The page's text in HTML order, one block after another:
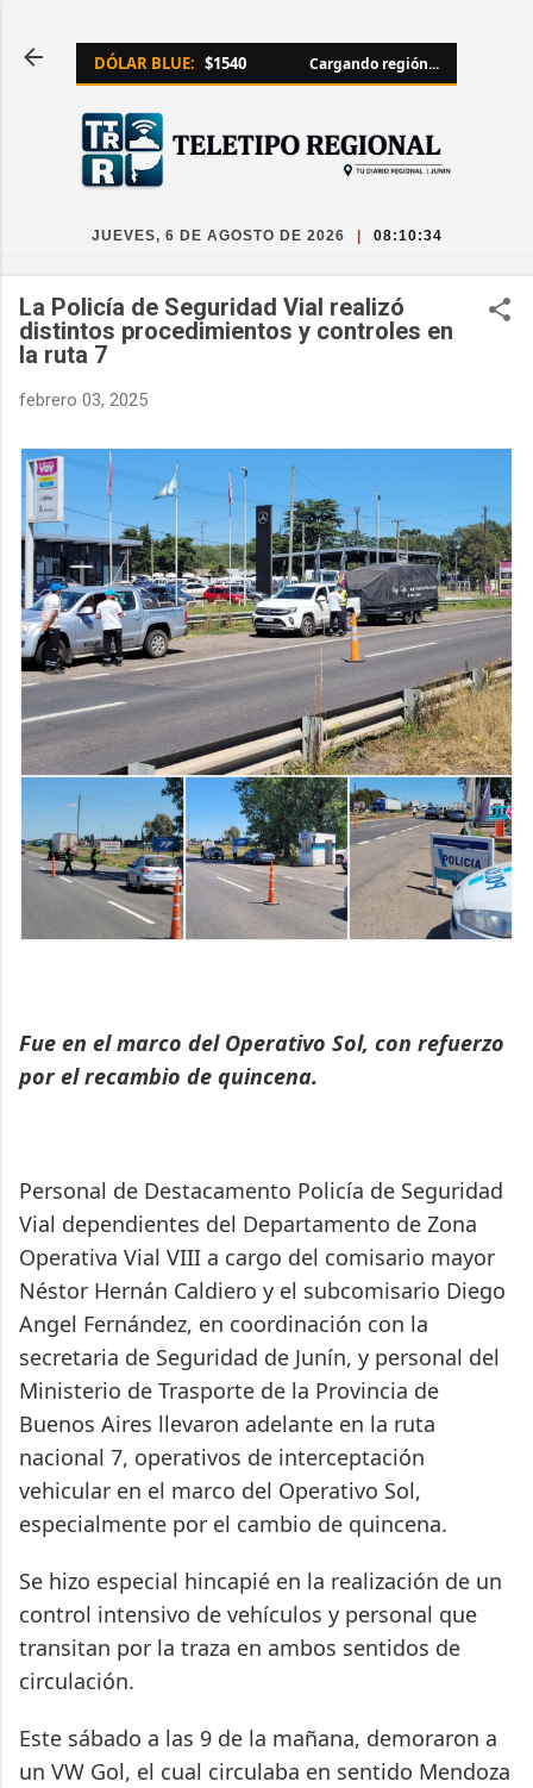
DÓLAR BLUE: $1540 Cargando región...
JUEVES, 6 DE AGOSTO DE 2026 08:10:35
La Policía de Seguridad Vial realizó
distintos procedimientos y controles en
la ruta 7
febrero 03, 2025
Fue en el marco del Operativo Sol, con refuerzo
por el recambio de quincena.
Personal de Destacamento Policía de Seguridad
Vial dependientes del Departamento de Zona
Operativa Vial VIII a cargo del comisario mayor
Néstor Hernán Caldiero y el subcomisario Diego
Angel Fernández, en coordinación con la
secretaria de Seguridad de Junín, y personal del
Ministerio de Trasporte de la Provincia de
Buenos Aires llevaron adelante en la ruta
nacional 7, operativos de interceptación
vehicular en el marco del Operativo Sol,
especialmente por el cambio de quincena.
Se hizo especial hincapié en la realización de un
control intensivo de vehículos y personal que
transitan por la traza en ambos sentidos de
circulación.
Este sábado a las 9 de la mañana, demoraron a
un VW Gol, el cual circulaba en sentido Mendoza